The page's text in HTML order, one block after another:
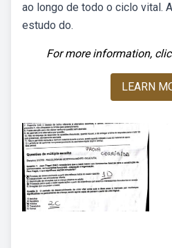
ao longo de todo o ciclo vital.
estudo do.
For more information,
LEARN